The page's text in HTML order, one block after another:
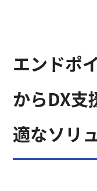
エンドポ
からDX支
適なソリ